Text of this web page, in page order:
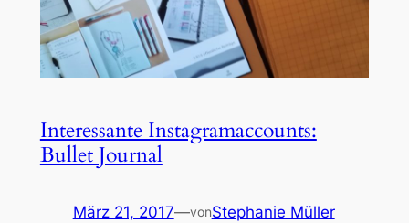
Interessante Instagramaccounts:
Bullet Journal
März 21, 2017—vonStephanie Müller